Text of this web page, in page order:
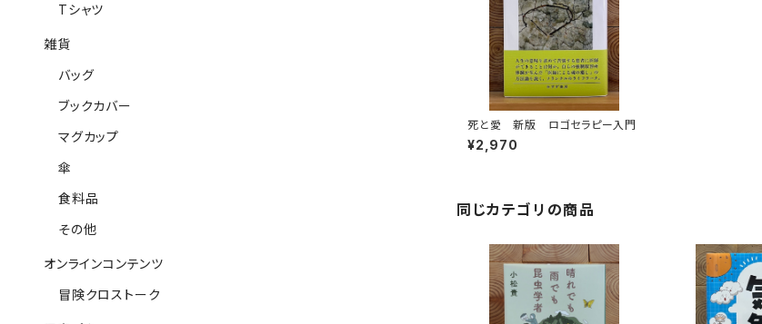
死と愛 新版 ロゴセラピー入門
¥2,970
同じカテゴリの商品
Tシャツ
雑貨
バッグ
ブックカバー
マグカップ
傘
食料品
その他
オンラインコンテンツ
冒険クロストーク